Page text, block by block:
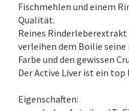
Fischmehlen und einem
Qualität.
Reines
verleihen dem Boilie
Farbe und den gewissen
Der Active Liver ist ein top
Eigenschaften: